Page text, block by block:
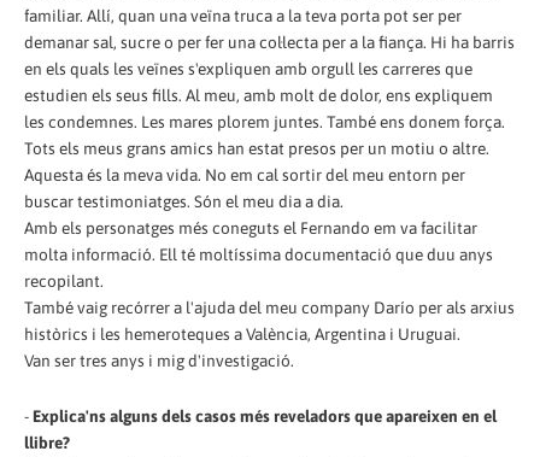
familiar. Allí, quan una veïna truca a la teva porta pot ser per
demanar sal, sucre o per fer una col·lecta per a la fiança. Hi ha barris
en els quals les veïnes s'expliquen amb orgull les carreres que
estudien els seus fills. Al meu, amb molt de dolor, ens expliquem
les condemnes. Les mares plorem juntes. També ens donem força.
Tots els meus grans amics han estat presos per un motiu o altre.
Aquesta és la meva vida. No em cal sortir del meu entorn per
buscar testimoniatges. Són el meu dia a dia.
Amb els personatges més coneguts el Fernando em va facilitar
molta informació. Ell té moltíssima documentació que duu anys
recopilant.
També vaig recórrer a l'ajuda del meu company Darío per als arxius
històrics i les hemeroteques a València, Argentina i Uruguai.
Van ser tres anys i mig d'investigació.
- Explica'ns alguns dels casos més reveladors que apareixen en el
llibre?